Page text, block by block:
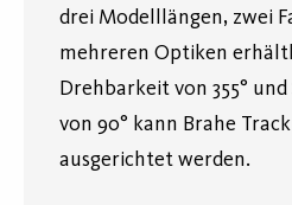
drei Modelllängen, zwei
mehreren Optiken
Drehbarkeit von 355°
von 90° kann Brahe
ausgerichtet werden.